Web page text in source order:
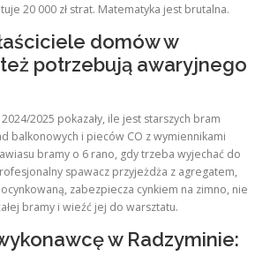
20 000 zł strat. Matematyka jest brutalna.
domów w
potrzebują awaryjnego
2025 pokazały, ile jest starszych bram
balkonowych i pieców CO z wymiennikami
bramy o 6 rano, gdy trzeba wyjechać do
spawacz przyjeżdża z agregatem,
zabezpiecza cynkiem na zimno, nie
bramy i wieźć jej do warsztatu.
w Radzyminie: